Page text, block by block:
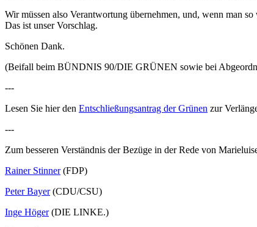
Wir müssen also Verantwortung übernehmen, und, wenn man
Das ist unser Vorschlag.
Schönen Dank.
(Beifall beim BÜNDNIS 90/DIE GRÜNEN sowie bei
---
Lesen Sie hier den Entschließungsantrag der Grünen zur
---
Zum besseren Verständnis der Bezüge in der Rede von
Rainer Stinner(FDP)
Peter Bayer(CDU/CSU)
Inge Höger(DIE LINKE.)